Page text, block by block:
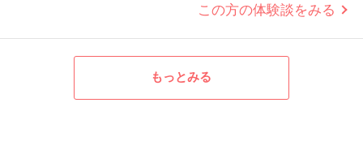
この方の体験談をみる
もっとみる